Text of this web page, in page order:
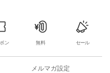
ン 無料 セール
メルマガ設定